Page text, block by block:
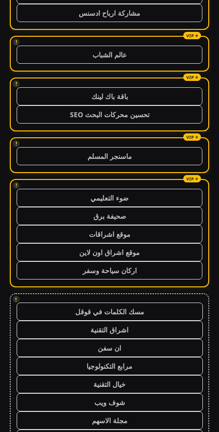
مشاركة ارباح ادسنس
!
عالم الشباب
!
باقة باك لينك
تحسين محركات البحث SEO
!
ماسنجر المسلم
!
ضوء التعليمي
صحيفة برق
موقع اشراقات
موقع اشراق اون لاين
اركان سياحة وسفر
!
مسك الكلمات في قوقل
اشراق التقنية
ان سفن
مرابع التكنولوجيا
خيال التقنية
شوف ويب
مجلة الاسهم